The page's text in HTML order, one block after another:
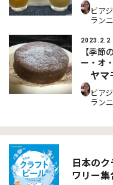
ビア
ラン
2023.2.2
【季節
ー・オ
ヤマ
ビア
ラン
日本の
ワリー集